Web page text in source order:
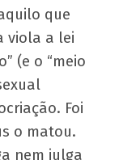
que
viola a lei
(e o “meio
Foi
o matou.
nem julga